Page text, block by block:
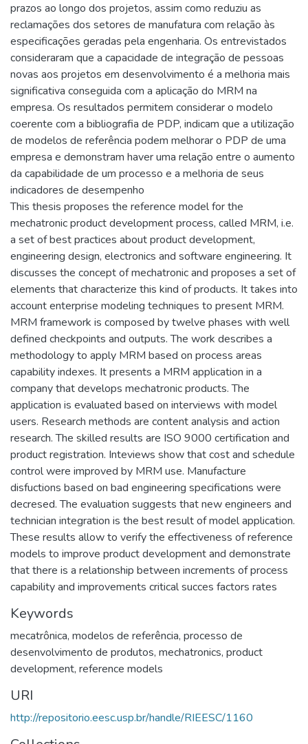
prazos ao longo dos projetos, assim como reduziu as
reclamações dos setores de manufatura com relação às
especificações geradas pela engenharia. Os entrevistados
consideraram que a capacidade de integração de pessoas
novas aos projetos em desenvolvimento é a melhoria mais
significativa conseguida com a aplicação do MRM na
empresa. Os resultados permitem considerar o modelo
coerente com a bibliografia de PDP, indicam que a utilização
de modelos de referência podem melhorar o PDP de uma
empresa e demonstram haver uma relação entre o aumento
da capabilidade de um processo e a melhoria de seus
indicadores de desempenho
This thesis proposes the reference model for the
mechatronic product development process, called MRM, i.e.
a set of best practices about product development,
engineering design, electronics and software engineering. It
discusses the concept of mechatronic and proposes a set of
elements that characterize this kind of products. It takes into
account enterprise modeling techniques to present MRM.
MRM framework is composed by twelve phases with well
defined checkpoints and outputs. The work describes a
methodology to apply MRM based on process areas
capability indexes. It presents a MRM application in a
company that develops mechatronic products. The
application is evaluated based on interviews with model
users. Research methods are content analysis and action
research. The skilled results are ISO 9000 certification and
product registration. Inteviews show that cost and schedule
control were improved by MRM use. Manufacture
disfuctions based on bad engineering specifications were
decresed. The evaluation suggests that new engineers and
technician integration is the best result of model application.
These results allow to verify the effectiveness of reference
models to improve product development and demonstrate
that there is a relationship between increments of process
capability and improvements critical succes factors rates
Keywords
mecatrônica, modelos de referência, processo de
desenvolvimento de produtos, mechatronics, product
development, reference models
URI
http://repositorio.eesc.usp.br/handle/RIEESC/1160